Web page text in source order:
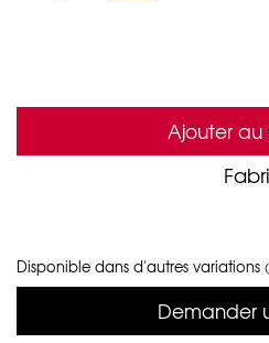
Ajouter au
Disponible dans d'autres variations
Demander